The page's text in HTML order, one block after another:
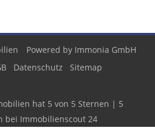
Powered by Immonia GmbH
Datenschutz Sitemap
hat 5 von 5 Sternen | 5
bei Immobilienscout 24